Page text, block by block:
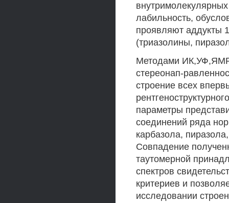
лабильность,
проявляют аддукты
(триазолины,
Методами
стереонап-
строение всех
параметры
соединений ряда
карбазола,
Совпадение
таутомерной
спектров
критериев и
исследовании